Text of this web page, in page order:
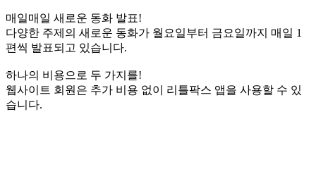
매일매일 새로운 동화 발표!
다양한 주제의 새로운 동화가 월요일부터 금요일까지 매일 1
편씩 발표되고 있습니다.
하나의 비용으로 두 가지를!
웹사이트 회원은 추가 비용 없이 리틀팍스 앱을 사용할 수 있
습니다.